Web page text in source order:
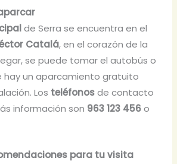
de Serra se encuentra en el
Catalá, en el corazón de la
se puede tomar el autobús o
hay un aparcamiento gratuito
Los teléfonosde contacto
información son 963 123 456o
para tu visita